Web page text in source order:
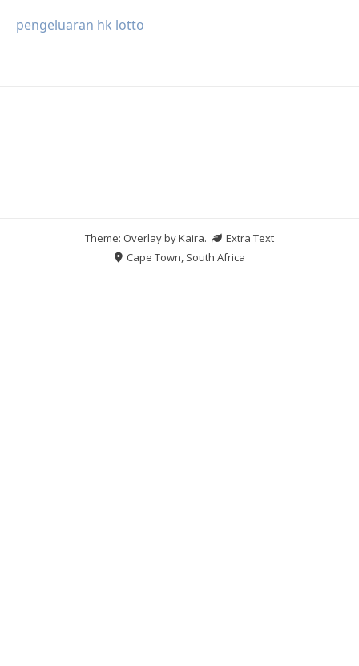
pengeluaran hk lotto
Theme: Overlay byKaira.
Extra Text
Cape Town, South Africa